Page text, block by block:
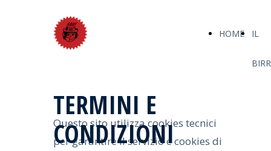
HOME IL
TERMINI E
CONDIZIONI
Questo sito utilizza cookies tecnici
per garantire il servizio e cookies di